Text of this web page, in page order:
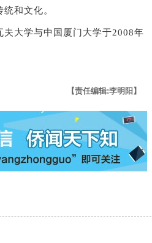
和文化。
大学与中国厦门大学于2008年
【责任编辑:李明阳】